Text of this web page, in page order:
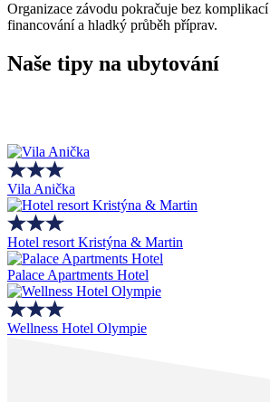
Organizace závodu pokračuje bez
financování a hladký průběh příprav.
Naše tipy na ubytování
Vila Anička
Hotel resort Kristýna & Martin
Palace Apartments Hotel
Wellness Hotel Olympie